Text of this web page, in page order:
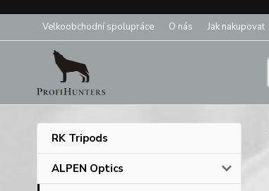
Velkoobchodní spolupráce O nás Jak nakupovat
RK Tripods
ALPEN Optics